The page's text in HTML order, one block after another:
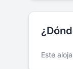
Este